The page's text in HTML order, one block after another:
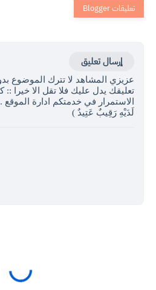
إرسال تعليق
عزيزي المشاهد لا تترك الموضوع
تعليقك يدل عليك فلا تقل الا خيرا ::
الاستمرار في خدمتكم ادارة
لَدَيْهِ رَقِيبٌ عَتِيدٌ )